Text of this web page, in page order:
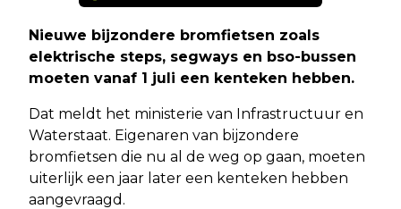
Nieuwe bijzondere bromfietsen zoals
elektrische steps, segways en bso-bussen
moeten vanaf 1 juli een kenteken hebben.
Dat meldt het ministerie van Infrastructuur en
Waterstaat. Eigenaren van bijzondere
bromfietsen die nu al de weg op gaan, moeten
uiterlijk een jaar later een kenteken hebben
aangevraagd.